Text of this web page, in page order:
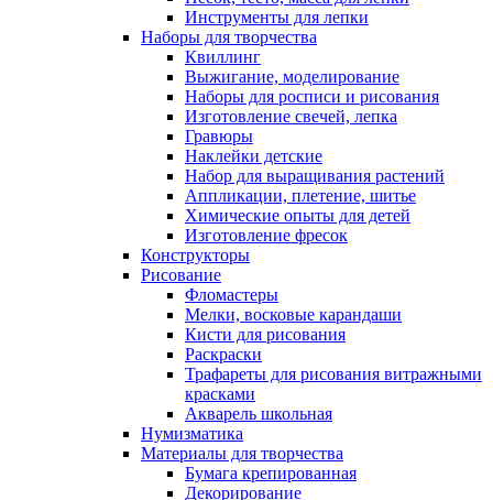
Инструменты для лепки
Наборы для творчества
Квиллинг
Выжигание, моделирование
Наборы для росписи и рисования
Изготовление свечей, лепка
Гравюры
Наклейки детские
Набор для выращивания растений
Аппликации, плетение, шитье
Химические опыты для детей
Изготовление фресок
Конструкторы
Рисование
Фломастеры
Мелки, восковые карандаши
Кисти для рисования
Раскраски
Трафареты для рисования витражными
красками
Акварель школьная
Нумизматика
Материалы для творчества
Бумага крепированная
Декорирование